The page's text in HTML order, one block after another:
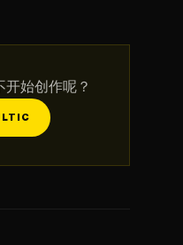
始创作呢？